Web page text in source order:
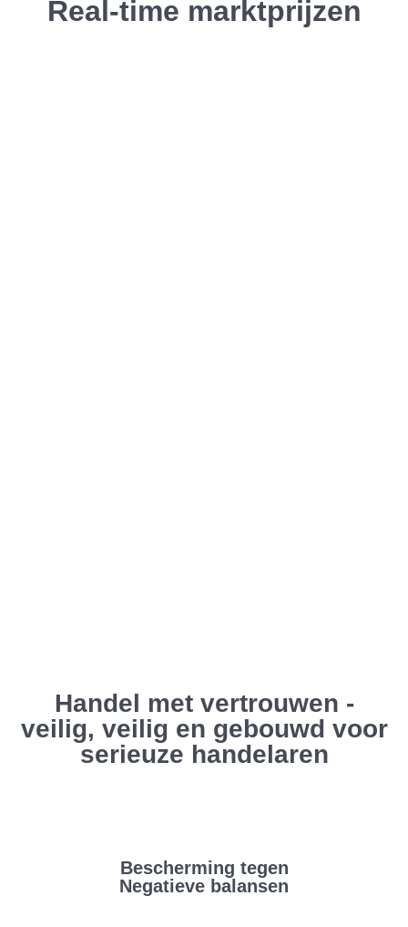
Real-time marktprijzen
Handel met vertrouwen -
veilig, veilig en gebouwd voor
serieuze handelaren
Bescherming tegen
Negatieve balansen